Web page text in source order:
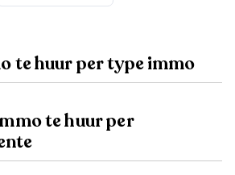
te huur per type immo
te huur per